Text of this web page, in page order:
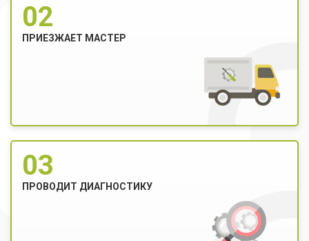
02
ПРИЕЗЖАЕТ МАСТЕР
03
ПРОВОДИТ ДИАГНОСТИКУ